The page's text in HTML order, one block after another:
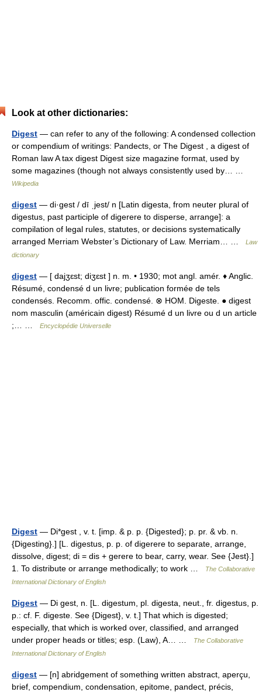
Look at other dictionaries:
Digest — can refer to any of the following: A condensed collection
or compendium of writings: Pandects, or The Digest , a digest of
Roman law A tax digest Digest size magazine format, used by
some magazines (though not always consistently used by… …
Wikipedia
digest — di·gest / dī ˌjest/ n [Latin digesta, from neuter plural of
digestus, past participle of digerere to disperse, arrange]: a
compilation of legal rules, statutes, or decisions systematically
arranged Merriam Webster’s Dictionary of Law. Merriam… …
Law
dictionary
digest — [ dajʒɛst; diʒɛst ] n. m. • 1930; mot angl. amér. ♦ Anglic.
Résumé, condensé d un livre; publication formée de tels
condensés. Recomm. offic. condensé. ⊗ HOM. Digeste. ● digest
nom masculin (américain digest) Résumé d un livre ou d un article
;… …
Encyclopédie Universelle
Digest — Di*gest , v. t. [imp. & p. p. {Digested}; p. pr. & vb. n.
{Digesting}.] [L. digestus, p. p. of digerere to separate, arrange,
dissolve, digest; di = dis + gerere to bear, carry, wear. See {Jest}.]
1. To distribute or arrange methodically; to work …
The Collaborative
International Dictionary of English
Digest — Di gest, n. [L. digestum, pl. digesta, neut., fr. digestus, p.
p.: cf. F. digeste. See {Digest}, v. t.] That which is digested;
especially, that which is worked over, classified, and arranged
under proper heads or titles; esp. (Law), A… …
The Collaborative
International Dictionary of English
digest — [n] abridgement of something written abstract, aperçu,
brief, compendium, condensation, epitome, pandect, précis,